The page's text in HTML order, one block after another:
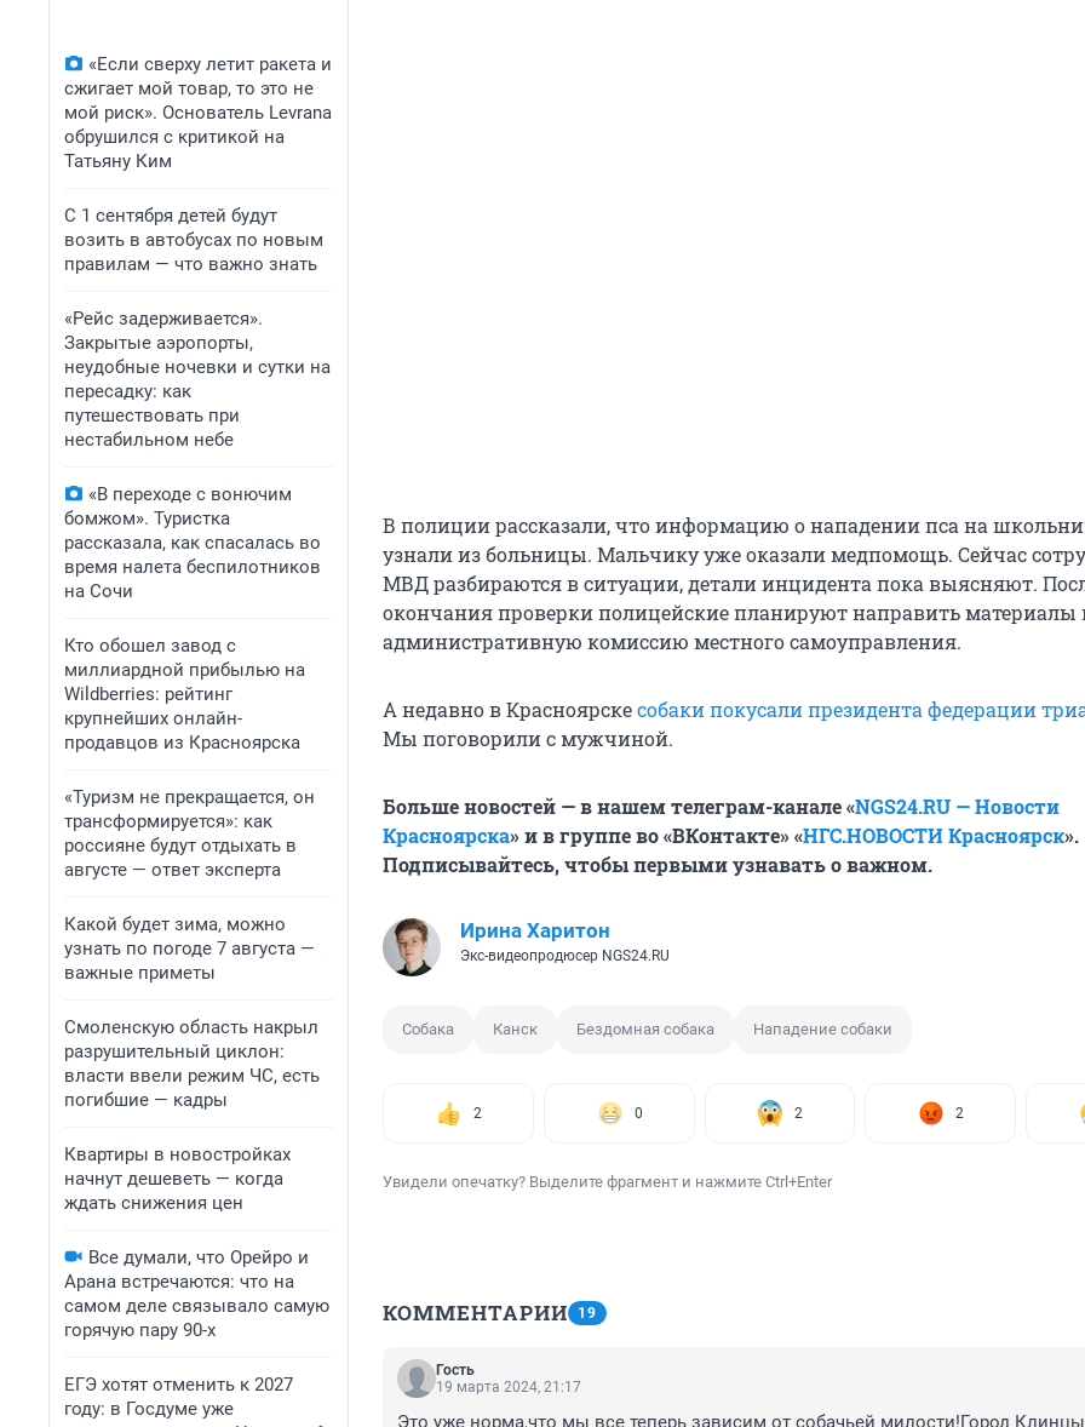
«Если сверху летит ракета и
сжигает мой товар, то это не
мой риск». Основатель Levrana
обрушился с критикой на
Татьяну Ким
С 1 сентября детей будут
возить в автобусах по новым
правилам — что важно знать
«Рейс задерживается».
Закрытые аэропорты,
неудобные ночевки и сутки на
пересадку: как
путешествовать при
нестабильном небе
«В переходе с вонючим
бомжом». Туристка
рассказала, как спасалась во
время налета беспилотников
на Сочи
Кто обошел завод с
миллиардной прибылью на
Wildberries: рейтинг
крупнейших онлайн-
продавцов из Красноярска
«Туризм не прекращается, он
трансформируется»: как
россияне будут отдыхать в
августе — ответ эксперта
Какой будет зима, можно
узнать по погоде 7 августа —
важные приметы
Смоленскую область накрыл
разрушительный циклон:
власти ввели режим ЧС, есть
погибшие — кадры
Квартиры в новостройках
начнут дешеветь — когда
ждать снижения цен
Все думали, что Орейро и
Арана встречаются: что на
самом деле связывало самую
горячую пару 90-х
ЕГЭ хотят отменить к 2027
году: в Госдуме уже
В полиции рассказали, что информацию о нападении пса на
узнали из больницы. Мальчику уже оказали медпомощь. Сейчас
МВД разбираются в ситуации, детали инцидента пока выясняют.
окончания проверки полицейские планируют направить материалы
административную комиссию местного самоуправления.
А недавно в Красноярскесобаки покусали президента федерации
Мы поговорили с мужчиной.
Больше новостей — в нашем телеграм-канале «NGS24.RU — Новости
Красноярска» и в группе во «ВКонтакте» «НГС.НОВОСТИ Красноярск».
Подписывайтесь, чтобы первыми узнавать о важном.
Ирина Харитон
Экс-видеопродюсер NGS24.RU
Собака Канск Бездомная собака Нападение собаки
2 0 2 2
Увидели опечатку? Выделите фрагмент и нажмите Ctrl+Enter
КОММЕНТАРИИ 19
Гость
19 марта 2024, 21:17
Это уже норма,что мы все теперь зависим от собачьей милости!Город Клинцы